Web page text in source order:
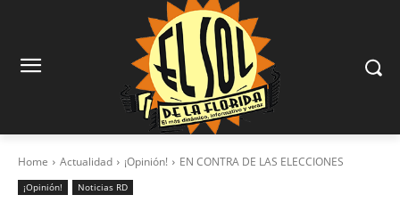
Home Actualidad ¡Opinión! EN CONTRA DE LAS ELECCIONES
¡Opinión! Noticias RD